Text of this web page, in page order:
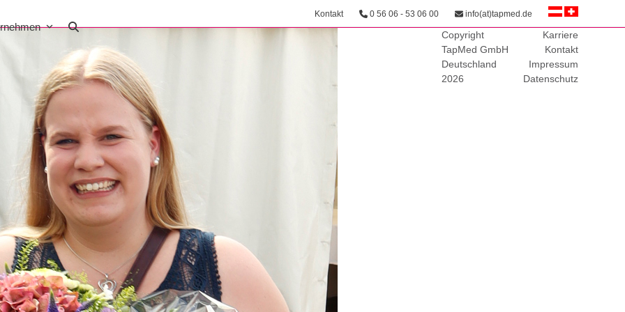
Kontakt 0 56 06 - 53 06 00 info(at)tapmed.de
Copyright
TapMed GmbH
Deutschland
2026
Karriere
Kontakt
Impressum
Datenschutz